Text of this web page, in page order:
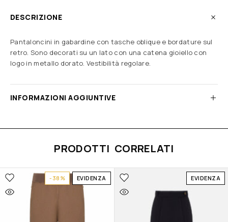
DESCRIZIONE
Pantaloncini in gabardine con tasche oblique e bordature sul
retro. Sono decorati su un lato con una catena gioiello con
logo in metallo dorato. Vestibilità regolare.
INFORMAZIONI AGGIUNTIVE
PRODOTTI CORRELATI
EVIDENZA
-38% EVIDENZA